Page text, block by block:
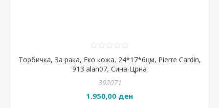
Торбичка, За рака, Еко кожа, 24*17*6цм, Pierre Cardin,
913 alan07, Сина-Црна
392071
1.950,00 ден